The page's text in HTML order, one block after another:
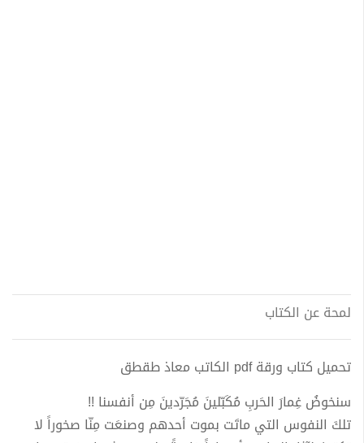
لمحة عن الكتاب
تحميل كتاب ورقة pdf الكاتب معاذ طقطق
سنخوضُ غِمارَ الحَربِ مُكَبّلينَ مُجَرّدينَ مِن أنفسنا !!
تلكَ النفوس التي ماتَت بموت أحدهم وصنعَت مِنّا صخوراً لا